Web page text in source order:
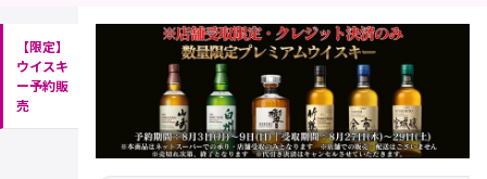
【限定】
ウイスキ
ー予約販
売